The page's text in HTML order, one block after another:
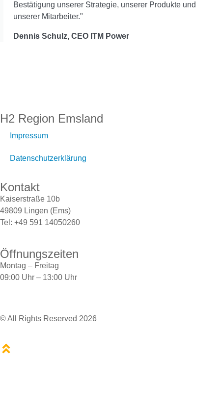
Bestätigung unserer Strategie, unserer Produkte und
unserer Mitarbeiter."
Dennis Schulz, CEO ITM Power
H2 Region Emsland
Impressum
Datenschutzerklärung
Kontakt
Kaiserstraße 10b
49809 Lingen (Ems)
Tel: +49 591 14050260
Öffnungszeiten
Montag – Freitag
09:00 Uhr – 13:00 Uhr
© All Rights Reserved 2026